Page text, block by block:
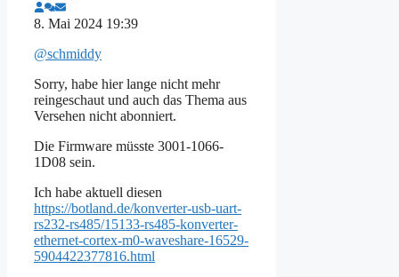
8. Mai 2024 19:39
@schmiddy
Sorry, habe hier lange nicht mehr
reingeschaut und auch das Thema aus
Versehen nicht abonniert.
Die Firmware müsste 3001-1066-
1D08 sein.
Ich habe aktuell diesen
https://botland.de/konverter-usb-uart-
rs232-rs485/15133-rs485-konverter-
ethernet-cortex-m0-waveshare-16529-
5904422377816.html